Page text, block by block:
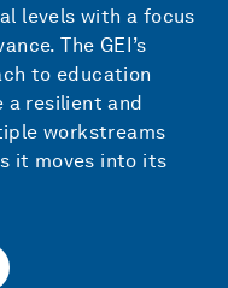
levels with a focus
The GEI’s
to education
a resilient and
workstreams
it moves into its